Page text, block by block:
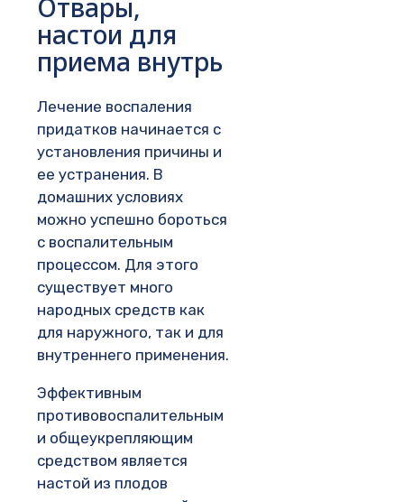
Отвары,
настои для
приема внутрь
Лечение воспаления
придатков начинается с
установления причины и
ее устранения. В
домашних условиях
можно успешно бороться
с воспалительным
процессом. Для этого
существует много
народных средств как
для наружного, так и для
внутреннего применения.
Эффективным
противовоспалительным
и общеукрепляющим
средством является
настой из плодов